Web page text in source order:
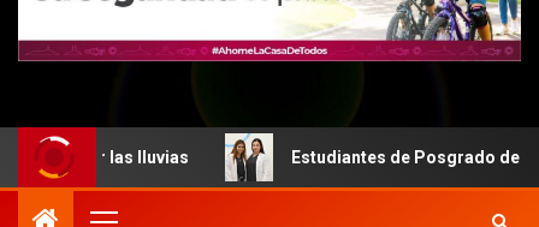
las lluvias Estudiantes de Posgrado de